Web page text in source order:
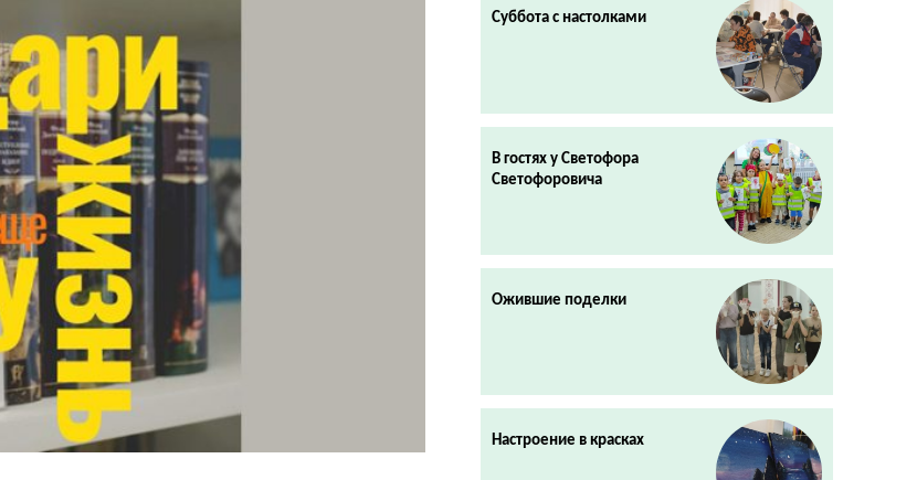
Суббота с настолками
В гостях у Светофора
Светофоровича
Ожившие поделки
Настроение в красках